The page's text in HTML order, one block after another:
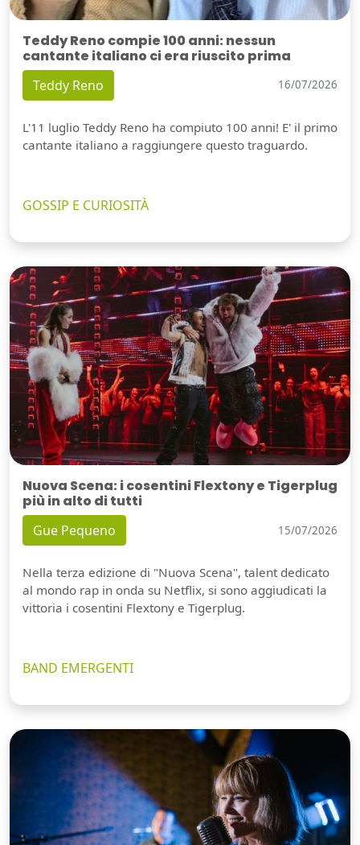
Teddy Reno compie 100 anni: nessun
cantante italiano ci era riuscito prima
Teddy Reno 16/07/2026
L'11 luglio Teddy Reno ha compiuto 100 anni! E' il primo
cantante italiano a raggiungere questo traguardo.
GOSSIP E CURIOSITÀ
Nuova Scena: i cosentini Flextony e Tigerplug
più in alto di tutti
Gue Pequeno 15/07/2026
Nella terza edizione di "Nuova Scena", talent dedicato
al mondo rap in onda su Netflix, si sono aggiudicati la
vittoria i cosentini Flextony e Tigerplug.
BAND EMERGENTI